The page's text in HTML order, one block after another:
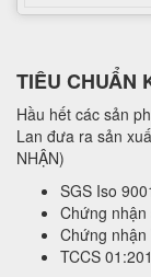
TIÊU CHUẨN
Hầu hết các sản
Lan đưa ra sản
NHẬN)
SGS Iso
Chứng nhận
Chứng nhận
TCCS